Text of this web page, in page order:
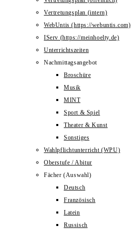
Vertretungsplan (intern)
WebUntis (https://webuntis.com)
IServ (https://meinhoelty.de)
Unterrichtszeiten
Nachmittagsangebot
Broschüre
Musik
MINT
Sport & Spiel
Theater & Kunst
Sonstiges
Wahlpflichtunterricht (WPU)
Oberstufe / Abitur
Fächer (Auswahl)
Deutsch
Französisch
Latein
Russisch